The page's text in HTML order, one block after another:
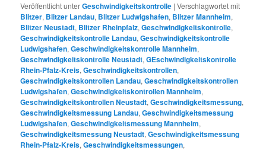
Veröffentlicht unterGeschwindigkeitskontrolle |Verschlagwortet mit
Blitzer, Blitzer Landau, Blitzer Ludwigshafen, Blitzer Mannheim,
Blitzer Neustadt, Blitzer Rheinpfalz,Geschwindigkeitskontrolle,
Geschwindigkeitskontrolle Landau,Geschwindigkeitskontrolle
Ludwigshafen,Geschwindigkeitskontrolle Mannheim,
Geschwindigkeitskontrolle Neustadt,GEschwindigkeitskontrolle
Rhein-Pfalz-Kreis,Geschwindigkeitskontrollen,
Geschwindigkeitskontrollen Landau,Geschwindigkeitskontrollen
Ludwigshafen,Geschwindigkeitskontrollen Mannheim,
Geschwindigkeitskontrollen Neustadt,Geschwindigkeitsmessung,
Geschwindigkeitsmessung Landau,Geschwindigkeitsmessung
Ludwigshafen,Geschwindigkeitsmessung Mannheim,
Geschwindigkeitsmessung Neustadt,Geschwindigkeitsmessung
Rhein-Pfalz-Kreis,Geschwindigkeitsmessungen,